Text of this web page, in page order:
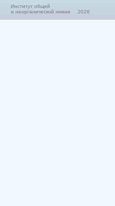
Институт общей
и неорганической химии 2026